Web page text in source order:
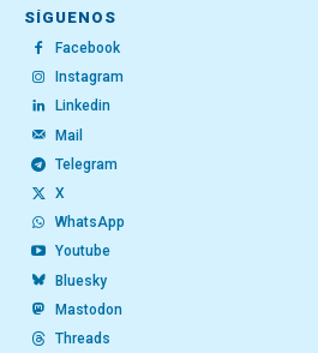
SÍGUENOS
Facebook
Instagram
Linkedin
Mail
Telegram
X
WhatsApp
Youtube
Bluesky
Mastodon
Threads